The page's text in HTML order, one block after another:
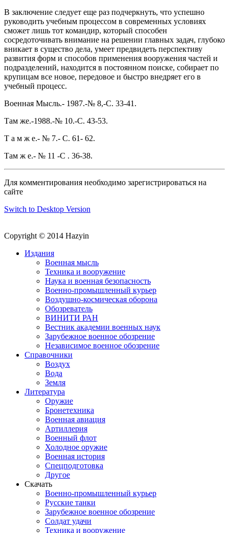
В заключение следует еще раз подчеркнуть, что успешно
руководить учебным процессом в современных условиях
сможет лишь тот командир, который способен
сосредоточивать внимание на решении главных задач, глубоко
вникает в существо дела, умеет предвидеть перспективу
развития форм и способов применения вооружения частей и
подразделений, находится в постоянном поиске, собирает по
крупицам все новое, передовое и быстро внедряет его в
учебный процесс.
Военная Мысль.- 1987.-№ 8,-С. 33-41.
Там же.-1988.-№ 10.-С. 43-53.
Т а м ж е.- № 7.- С. 61- 62.
Там ж е.- № 11 -С . 36-38.
Для комментирования необходимо зарегистрироваться на
сайте
Switch to Desktop Version
Copyright © 2014 Hazyin
Издания
Военная мысль
Техника и вооружение
Наука и военная безопасность
Военно-промышленный курьер
Воздушно-космическая оборона
Обозреватель
ВИНИТИ РАН
Вестник академии военных наук
Зарубежное военное обозрение
Независимое военное обозрение
Справочники
Воздух
Вода
Земля
Литература
Оружие
Бронетехника
Военная авиация
Артиллерия
Военный флот
Холодное оружие
Военная история
Спецподготовка
Другое
Скачать
Военно-промышленный курьер
Русские танки
Зарубежное военное обозрение
Солдат удачи
Техника и вооружение